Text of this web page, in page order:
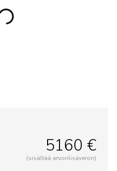
5160 €
(sisältää arvonlisäveron)